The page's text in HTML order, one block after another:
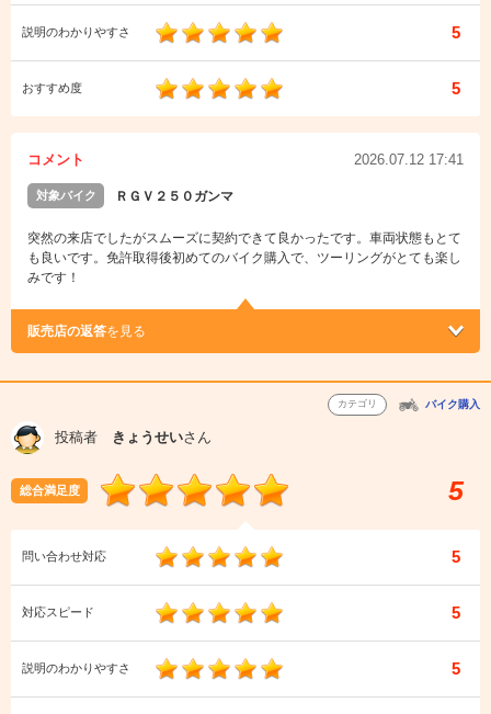
説明のわかりやすさ 5
おすすめ度 5
コメント 2026.07.12 17:41
対象バイク ＲＧＶ２５０ガンマ
突然の来店でしたがスムーズに契約できて良かったです。車両状態もとて
も良いです。免許取得後初めてのバイク購入で、ツーリングがとても楽し
みです！
販売店の返答を見る
カテゴリ バイク購入
投稿者 きょうせいさん
総合満足度 5
問い合わせ対応 5
対応スピード 5
説明のわかりやすさ 5